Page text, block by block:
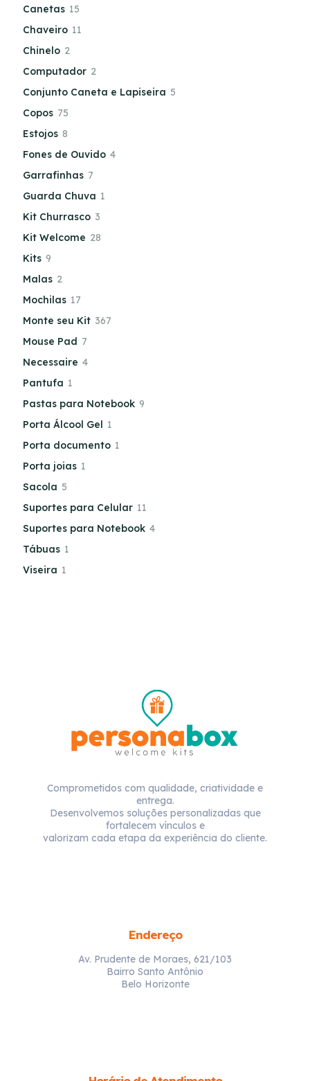
Canetas 15
Chaveiro 11
Chinelo 2
Computador 2
Conjunto Caneta e Lapiseira 5
Copos 75
Estojos 8
Fones de Ouvido 4
Garrafinhas 7
Guarda Chuva 1
Kit Churrasco 3
Kit Welcome 28
Kits 9
Malas 2
Mochilas 17
Monte seu Kit 367
Mouse Pad 7
Necessaire 4
Pantufa 1
Pastas para Notebook 9
Porta Álcool Gel 1
Porta documento 1
Porta joias 1
Sacola 5
Suportes para Celular 11
Suportes para Notebook 4
Tábuas 1
Viseira 1
Comprometidos com qualidade, criatividade e
entrega.
Desenvolvemos soluções personalizadas que
fortalecem vínculos e
valorizam cada etapa da experiência do cliente.
Endereço
Av. Prudente de Moraes, 621/103
Bairro Santo Antônio
Belo Horizonte